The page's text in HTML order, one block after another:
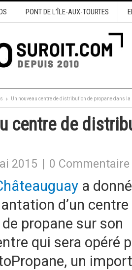
PONT DE L’ÎLE-AUX-TOURTES
Un nouveau centre de distribution de propane dans la
centre de
2015 0 Commentaire
a
d’un centre
propane sur son
qui sera opéré
un